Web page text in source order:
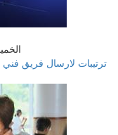
الخميس 06 أغسطس
ترتيبات لارسال فريق فني